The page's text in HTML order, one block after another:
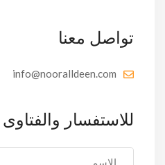
تواصل معنا
info@nooralldeen.com
للاستفسار والفتاوى